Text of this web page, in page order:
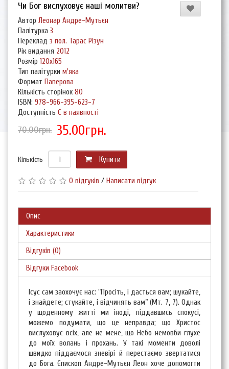
Чи Бог вислуховує наші молитви?
Автор Леонар Андре-Мутьєн
Палітурка 3
Переклад з пол. Тарас Різун
Рік видання 2012
Розмір 120х165
Тип палітурки м'яка
Формат Паперова
Кількість сторінок 80
ISBN: 978-966-395-623-7
Доступність Є в наявності
70.00грн. 35.00грн.
Кількість Купити
0 відгуків / Написати відгук
Опис
Характеристики
Відгуків (0)
Відгуки Facebook
Ісус сам заохочує нас: “Просіть, і дасться вам; шукайте,
і знайдете; стукайте, і відчинять вам” (Мт. 7, 7). Однак
у щоденному житті ми іноді, піддавшись спокусі,
можемо подумати, що це неправда; що Христос
вислуховує всіх, але не мене, що Небо немовби глухе
до моїх волань і прохань. У такі моменти доволі
швидко піддаємося зневірі й перестаємо звертатися
до Бога. Єпископ Андре-Мутьєн Леон хоче допомогти